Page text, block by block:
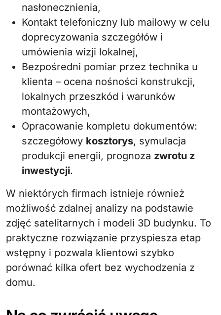
nasłonecznienia,
Kontakt telefoniczny lub mailowy w celu
doprecyzowania szczegółów i
umówienia wizji lokalnej,
Bezpośredni pomiar przez technika u
klienta – ocena nośności konstrukcji,
lokalnych przeszkód i warunków
montażowych,
Opracowanie kompletu dokumentów:
szczegółowy kosztorys, symulacja
produkcji energii, prognoza zwrotu z
inwestycji.
W niektórych firmach istnieje również
możliwość zdalnej analizy na podstawie
zdjęć satelitarnych i modeli 3D budynku. To
praktyczne rozwiązanie przyspiesza etap
wstępny i pozwala klientowi szybko
porównać kilka ofert bez wychodzenia z
domu.